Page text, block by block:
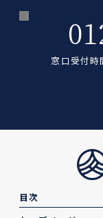
窓口受付
目次